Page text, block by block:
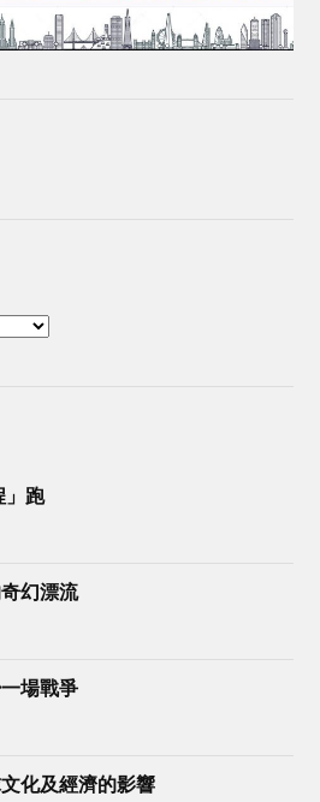
」跑
幻漂流
場戰爭
化及經濟的影響